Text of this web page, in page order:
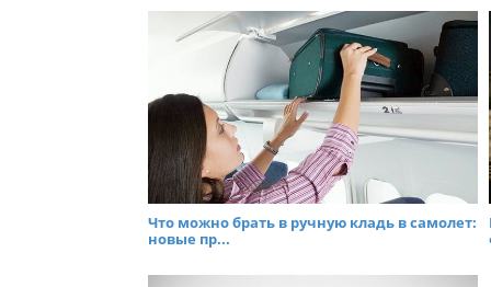
Что можно брать в ручную кладь в самолет:
новые пр...